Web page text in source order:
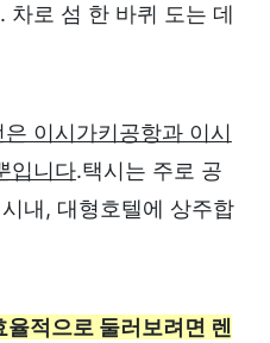
차로 섬 한 바퀴 도는 데
이시가키공항과 이시
입니다.택시는 주로 공
내, 대형호텔에 상주합
적으로 둘러보려면 렌